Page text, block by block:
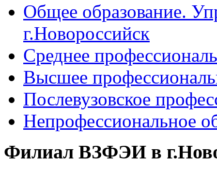
Общее образование.
г.Новороссийск
Среднее
Высшее
Послевузовское
Непрофессиональное
Филиал ВЗФЭИ в